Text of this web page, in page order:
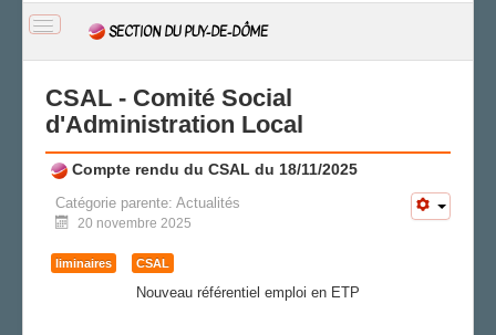
BASCULER
NAVIGATION
SECTION DU PUY-DE-DÔME
ACTUALITÉ
CAP/Recours
FS SSCT
Action sociale
Archives
LA SECTION
CSAL - Comité Social
d'Administration Local
Compte rendu du CSAL du 18/11/2025
Catégorie parente: Actualités
20 novembre 2025
liminaires CSAL
Nouveau référentiel emploi en ETP